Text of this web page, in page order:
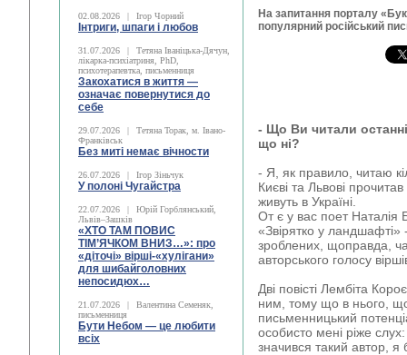
02.08.2026 | Ігор Чорний
Інтриги, шпаги і любов
31.07.2026 |
Тетяна Іваніцька-Дячун,
лікарка-психіатриня, PhD,
психотерапевтка, письменниця
Закохатися в життя —
означає повернутися до
себе
29.07.2026 |
Тетяна Торак, м. Івано-
Франківськ
Без миті немає вічности
26.07.2026 | Ігор Зіньчук
У полоні Чугайстра
22.07.2026 |
Юрій Горблянський,
Львів–Зашків
«ХТО ТАМ ПОВИС
ТІМ’ЯЧКОМ ВНИЗ…»: про
«діточі» вірші-«хулігани»
для шибайголовних
непосидюх…
21.07.2026 |
Валентина Семеняк,
письменниця
Бути Небом ― це любити
всіх
На запитання порталу
популярний російський
- Що Ви читали
що ні?
- Я, як правило, читаю
Києві та Львові
живуть в Україні.
От є у вас поет Наталія
«Звірятко у
зроблених, щоправда,
авторського голосу
Дві повісті Лембіта
ним, тому що в нього,
письменницький
особисто мені ріже
значився такий автор, я